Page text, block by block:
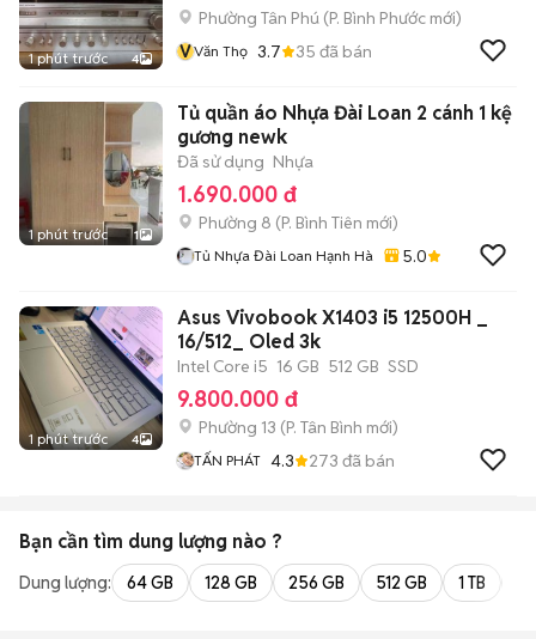
1 phút trước 4
Phường Tân Phú (P. Bình Phước mới)
VVăn Thọ 3.7 35 đã bán
1 phút trước 1
Tủ quần áo Nhựa Đài Loan 2 cánh 1 kệ
gương newk
Đã sử dụng Nhựa
1.690.000 đ
Phường 8 (P. Bình Tiên mới)
Tủ Nhựa Đài Loan Hạnh Hà 5.0
1 phút trước 4
Asus Vivobook X1403 i5 12500H _
16/512_ Oled 3k
Intel Core i5 16 GB 512 GB SSD
9.800.000 đ
Phường 13 (P. Tân Bình mới)
TẤN PHÁT 4.3 273 đã bán
Bạn cần tìm dung lượng nào ?
Dung lượng: 64 GB 128 GB 256 GB 512 GB 1 TB